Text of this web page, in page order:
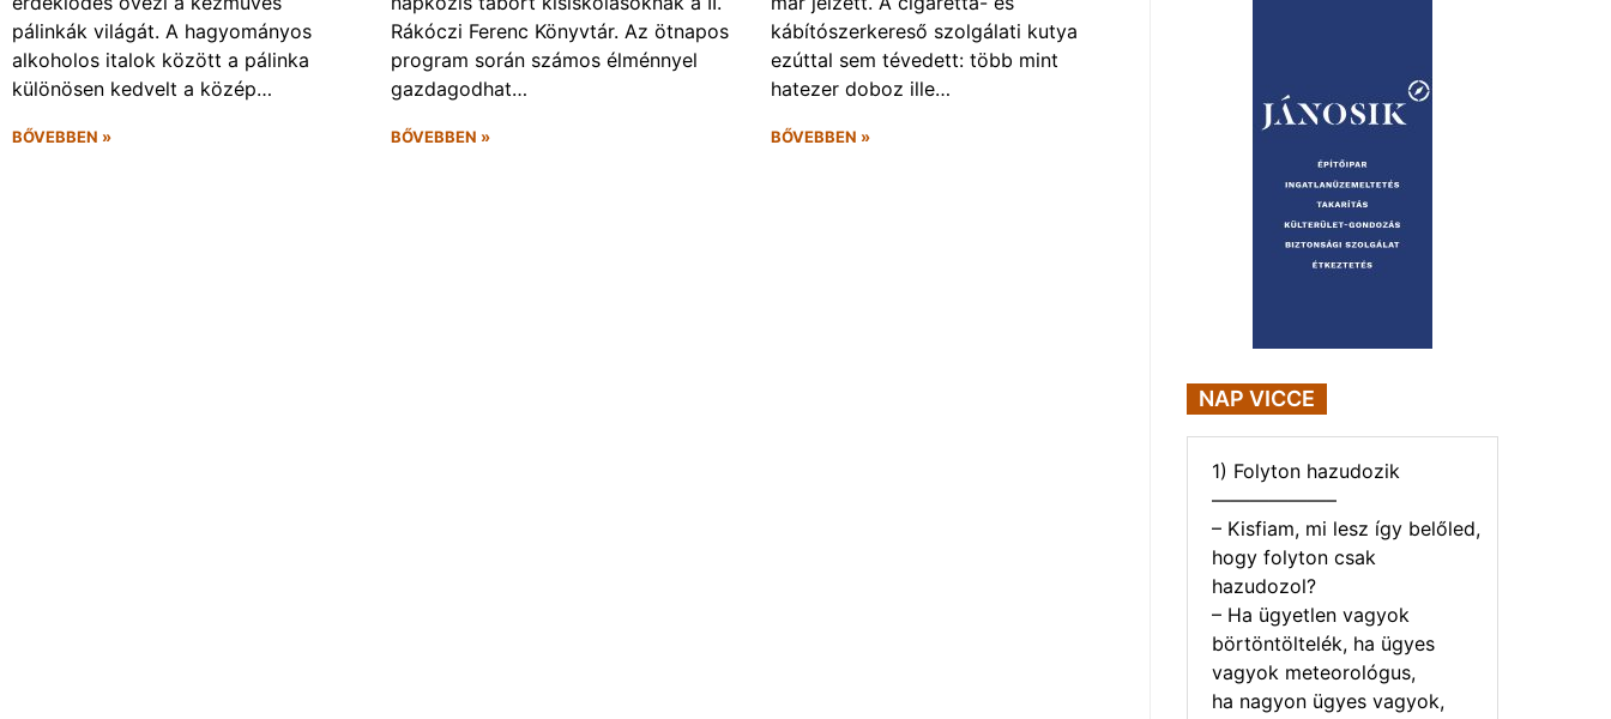
pálinkák világát. A hagyományos
alkoholos italok között a pálinka
különösen kedvelt a közép…
BŐVEBBEN »
Rákóczi Ferenc Könyvtár. Az ötnapos
program során számos élménnyel
gazdagodhat…
BŐVEBBEN »
kábítószerkereső szolgálati kutya
ezúttal sem tévedett: több mint
hatezer doboz ille…
BŐVEBBEN »
NAP VICCE
1) Folyton hazudozik
——————–
– Kisfiam, mi lesz így belőled,
hogy folyton csak
hazudozol?
– Ha ügyetlen vagyok
börtöntöltelék, ha ügyes
vagyok meteorológus,
ha nagyon ügyes vagyok,